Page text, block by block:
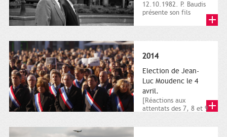
12.10.1982. P. Baudis
présente son fils
2014
Election de Jean-
Luc Moudenc le 4
avril.
[Réactions aux
attentats des 7, 8 et 9